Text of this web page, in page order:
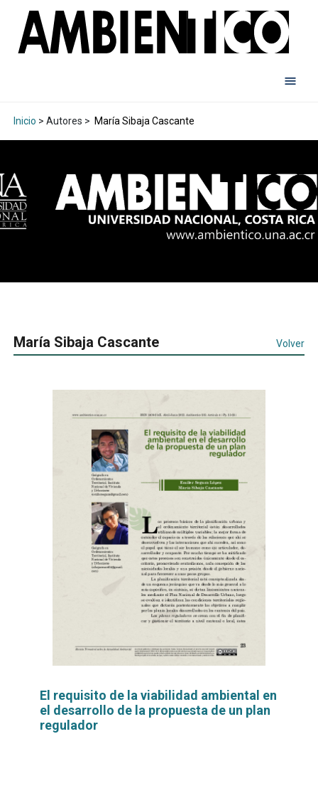
Inicio > Autores > María Sibaja Cascante
María Sibaja Cascante Volver
El requisito de la viabilidad ambiental en
el desarrollo de la propuesta de un plan
regulador